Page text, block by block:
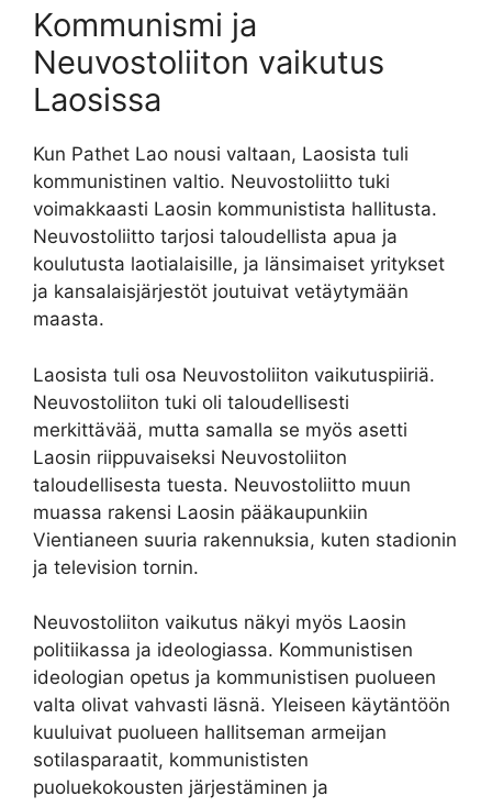
Kommunismi ja
Neuvostoliiton vaikutus
Laosissa
Kun Pathet Lao nousi valtaan, Laosista tuli
kommunistinen valtio. Neuvostoliitto tuki
voimakkaasti Laosin kommunistista hallitusta.
Neuvostoliitto tarjosi taloudellista apua ja
koulutusta laotialaisille, ja länsimaiset yritykset
ja kansalaisjärjestöt joutuivat vetäytymään
maasta.
Laosista tuli osa Neuvostoliiton vaikutuspiiriä.
Neuvostoliiton tuki oli taloudellisesti
merkittävää, mutta samalla se myös asetti
Laosin riippuvaiseksi Neuvostoliiton
taloudellisesta tuesta. Neuvostoliitto muun
muassa rakensi Laosin pääkaupunkiin
Vientianeen suuria rakennuksia, kuten stadionin
ja television tornin.
Neuvostoliiton vaikutus näkyi myös Laosin
politiikassa ja ideologiassa. Kommunistisen
ideologian opetus ja kommunistisen puolueen
valta olivat vahvasti läsnä. Yleiseen käytäntöön
kuuluivat puolueen hallitseman armeijan
sotilasparaatit, kommunististen
puoluekokousten järjestäminen ja